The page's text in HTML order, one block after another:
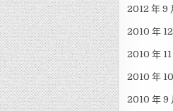
2012 年 9
2010 年
2010 年 11
2010 年
2010 年 9